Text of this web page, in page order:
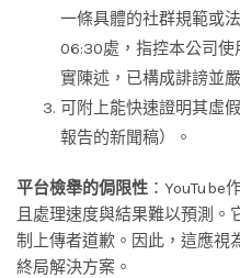
一條具體的社群規範或
06:30處，指控本公司
實陳述，已構成誹謗並
可附上能快速證明其虛
報告的新聞稿）。
平台檢舉的侷限性 ：YouTube
且處理速度與結果難以預測
制上傳者道歉。因此，這應視
終局解決方案。